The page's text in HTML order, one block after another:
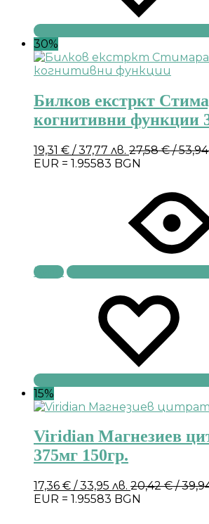
30%
Билков екстркт
когнитивни функции
19,31 € / 37,77 лв. 27,58€/
EUR = 1.95583 BGN
Купи
15%
Viridian Магнезиев
375мг 150гр.
17,36 € / 33,95 лв. 20,42€/
EUR = 1.95583 BGN